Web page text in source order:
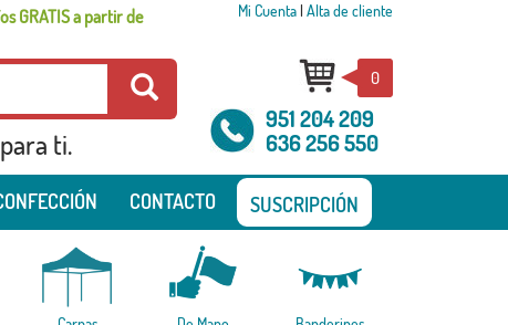
GRATIS a partir de
Mi Cuenta| Alta de cliente
ti.
0
951 204 209
636 256 550
CONTACTO SUSCRIPCIÓN